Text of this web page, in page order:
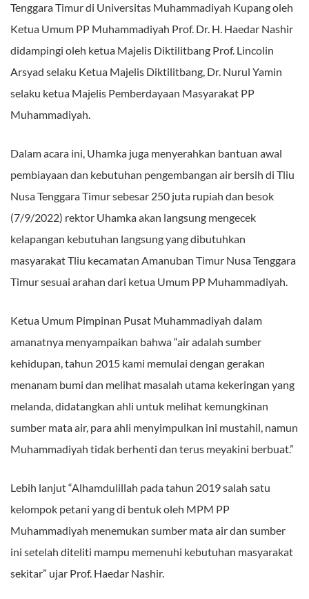
Tenggara Timur di Universitas Muhammadiyah Kupang oleh
Ketua Umum PP Muhammadiyah Prof. Dr. H. Haedar Nashir
didampingi oleh ketua Majelis Diktilitbang Prof. Lincolin
Arsyad selaku Ketua Majelis Diktilitbang, Dr. Nurul Yamin
selaku ketua Majelis Pemberdayaan Masyarakat PP
Muhammadiyah.
Dalam acara ini, Uhamka juga menyerahkan bantuan awal
pembiayaan dan kebutuhan pengembangan air bersih di Tliu
Nusa Tenggara Timur sebesar 250 juta rupiah dan besok
(7/9/2022) rektor Uhamka akan langsung mengecek
kelapangan kebutuhan langsung yang dibutuhkan
masyarakat Tliu kecamatan Amanuban Timur Nusa Tenggara
Timur sesuai arahan dari ketua Umum PP Muhammadiyah.
Ketua Umum Pimpinan Pusat Muhammadiyah dalam
amanatnya menyampaikan bahwa “air adalah sumber
kehidupan, tahun 2015 kami memulai dengan gerakan
menanam bumi dan melihat masalah utama kekeringan yang
melanda, didatangkan ahli untuk melihat kemungkinan
sumber mata air, para ahli menyimpulkan ini mustahil, namun
Muhammadiyah tidak berhenti dan terus meyakini berbuat.”
Lebih lanjut “Alhamdulillah pada tahun 2019 salah satu
kelompok petani yang di bentuk oleh MPM PP
Muhammadiyah menemukan sumber mata air dan sumber
ini setelah diteliti mampu memenuhi kebutuhan masyarakat
sekitar” ujar Prof. Haedar Nashir.